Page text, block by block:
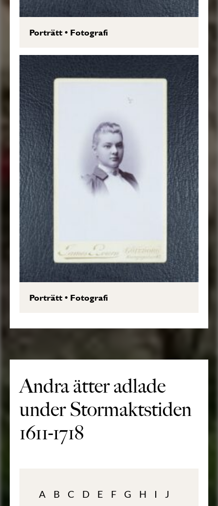
Porträtt• Fotografi
Porträtt• Fotografi
Andra ätter adlade
under Stormaktstiden
1611-1718
A B C D E F G H I
J